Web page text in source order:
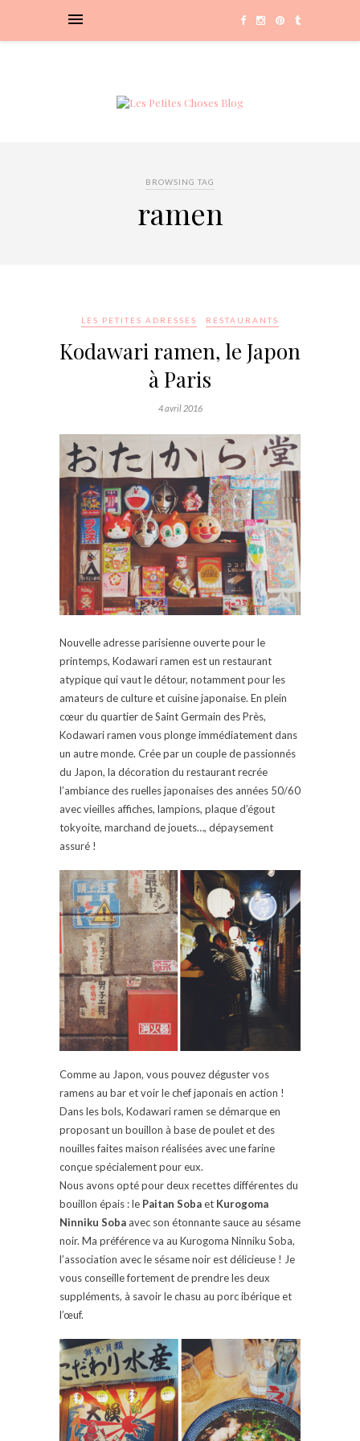
BROWSING TAG
ramen
LES PETITES ADRESSES RESTAURANTS
Kodawari ramen, le Japon
à Paris
4 avril 2016
Nouvelle adresse parisienne ouverte pour le
printemps, Kodawari ramen est un restaurant
atypique qui vaut le détour, notamment pour les
amateurs de culture et cuisine japonaise. En plein
cœur du quartier de Saint Germain des Près,
Kodawari ramen vous plonge immédiatement dans
un autre monde. Crée par un couple de passionnés
du Japon, la décoration du restaurant recrée
l’ambiance des ruelles japonaises des années 50/60
avec vieilles affiches, lampions, plaque d’égout
tokyoite, marchand de jouets…, dépaysement
assuré !
Comme au Japon, vous pouvez déguster vos
ramens au bar et voir le chef japonais en action !
Dans les bols, Kodawari ramen se démarque en
proposant un bouillon à base de poulet et des
nouilles faites maison réalisées avec une farine
conçue spécialement pour eux.
Nous avons opté pour deux recettes différentes du
bouillon épais : le Paitan Sobaet Kurogoma
Ninniku Soba avec son étonnante sauce au sésame
noir. Ma préférence va au Kurogoma Ninniku Soba,
l’association avec le sésame noir est délicieuse ! Je
vous conseille fortement de prendre les deux
suppléments, à savoir le chasu au porc ibérique et
l’œuf.